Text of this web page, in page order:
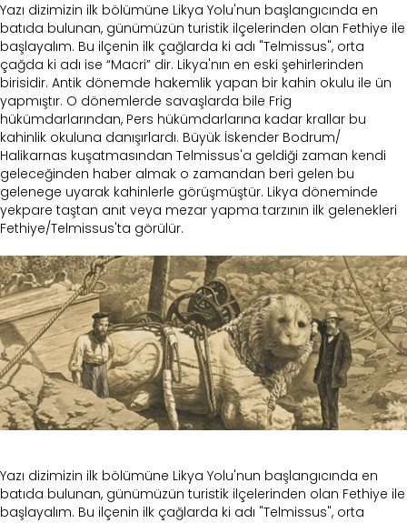
Yazı dizimizin ilk bölümüne Likya Yolu'nun başlangıcında en
batıda bulunan, günümüzün turistik ilçelerinden olan Fethiye ile
başlayalım. Bu ilçenin ilk çağlarda ki adı "Telmissus", orta
çağda ki adı ise “Macri” dir. Likya'nın en eski şehirlerinden
birisidir. Antik dönemde hakemlik yapan bir kahin okulu ile ün
yapmıştır. O dönemlerde savaşlarda bile Frig
hükümdarlarından, Pers hükümdarlarına kadar krallar bu
kahinlik okuluna danışırlardı. Büyük İskender Bodrum/
Halikarnas kuşatmasından Telmissus'a geldiği zaman kendi
geleceğinden haber almak o zamandan beri gelen bu
gelenege uyarak kahinlerle görüşmüştür. Likya döneminde
yekpare taştan anıt veya mezar yapma tarzının ilk gelenekleri
Fethiye/Telmissus'ta görülür.
Yazı dizimizin ilk bölümüne Likya Yolu'nun başlangıcında en
batıda bulunan, günümüzün turistik ilçelerinden olan Fethiye ile
başlayalım. Bu ilçenin ilk çağlarda ki adı "Telmissus", orta